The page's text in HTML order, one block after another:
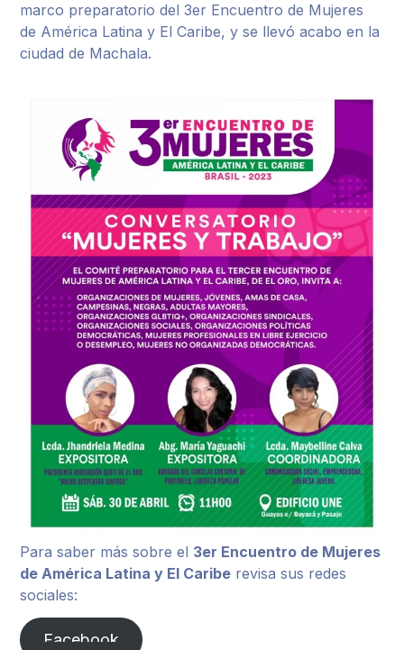
marco preparatorio del 3er Encuentro de Mujeres
de América Latina y El Caribe, y se llevó acabo en la
ciudad de Machala.
Para saber más sobre el 3er Encuentro de Mujeres
de América Latina y El Caribe revisa sus redes
sociales:
Facebook